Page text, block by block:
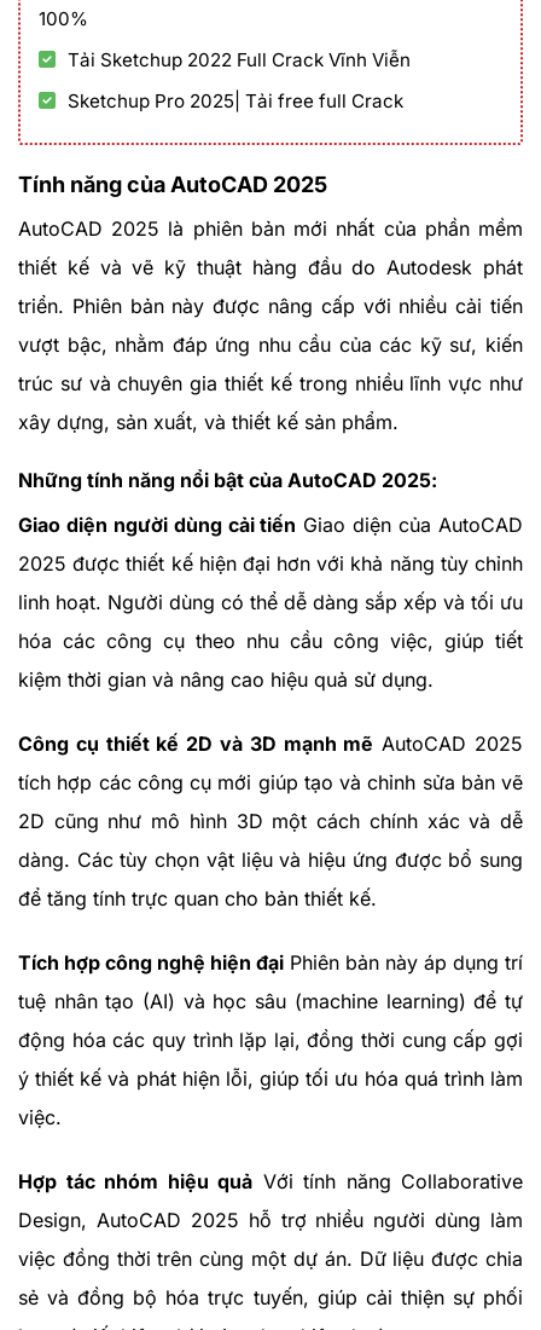
100%
Tải Sketchup 2022 Full Crack Vĩnh Viễn
Sketchup Pro 2025| Tải free full Crack
Tính năng của AutoCAD 2025
AutoCAD 2025 là phiên bản mới nhất của phần mềm
thiết kế và vẽ kỹ thuật hàng đầu do Autodesk phát
triển. Phiên bản này được nâng cấp với nhiều cải tiến
vượt bậc, nhằm đáp ứng nhu cầu của các kỹ sư, kiến
trúc sư và chuyên gia thiết kế trong nhiều lĩnh vực như
xây dựng, sản xuất, và thiết kế sản phẩm.
Những tính năng nổi bật của AutoCAD 2025:
Giao diện người dùng cải tiến Giao diện của AutoCAD
2025 được thiết kế hiện đại hơn với khả năng tùy chỉnh
linh hoạt. Người dùng có thể dễ dàng sắp xếp và tối ưu
hóa các công cụ theo nhu cầu công việc, giúp tiết
kiệm thời gian và nâng cao hiệu quả sử dụng.
Công cụ thiết kế 2D và 3D mạnh mẽ AutoCAD 2025
tích hợp các công cụ mới giúp tạo và chỉnh sửa bản vẽ
2D cũng như mô hình 3D một cách chính xác và dễ
dàng. Các tùy chọn vật liệu và hiệu ứng được bổ sung
để tăng tính trực quan cho bản thiết kế.
Tích hợp công nghệ hiện đại Phiên bản này áp dụng trí
tuệ nhân tạo (AI) và học sâu (machine learning) để tự
động hóa các quy trình lặp lại, đồng thời cung cấp gợi
ý thiết kế và phát hiện lỗi, giúp tối ưu hóa quá trình làm
việc.
Hợp tác nhóm hiệu quả Với tính năng Collaborative
Design, AutoCAD 2025 hỗ trợ nhiều người dùng làm
việc đồng thời trên cùng một dự án. Dữ liệu được chia
sẻ và đồng bộ hóa trực tuyến, giúp cải thiện sự phối